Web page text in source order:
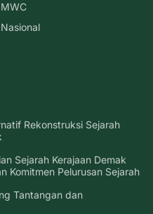
MWC
Nasional
Rekonstruksi Sejarah
Sejarah Kerajaan Demak
Komitmen Pelurusan Sejarah
Tantangan dan